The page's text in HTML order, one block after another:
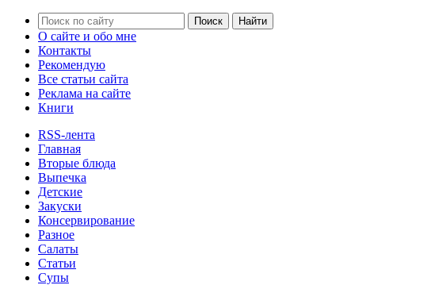
О сайте и обо мне
Контакты
Рекомендую
Все статьи сайта
Реклама на сайте
Книги
RSS-лента
Главная
Вторые блюда
Выпечка
Детские
Закуски
Консервирование
Разное
Салаты
Статьи
Супы